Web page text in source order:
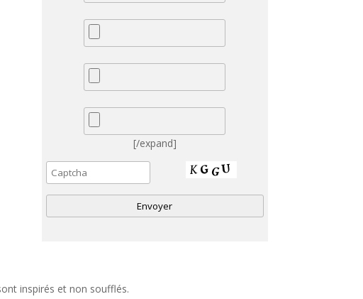
[/expand]
inspirés et non soufflés.